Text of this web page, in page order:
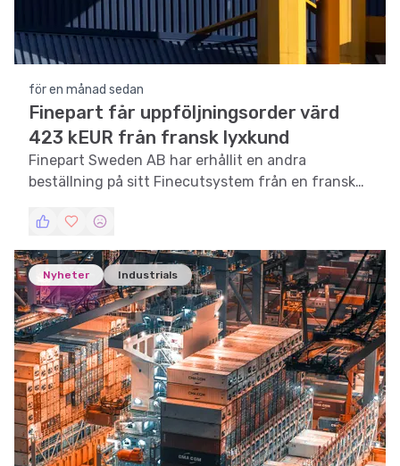
för en månad sedan
Finepart får uppföljningsorder värd
423 kEUR från fransk lyxkund
Finepart Sweden AB har erhållit en andra
beställning på sitt Finecutsystem från en fransk
Nyheter Industrials